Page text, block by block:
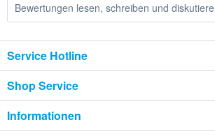
Bewertungen lesen, schreiben und
Service Hotline
Shop Service
Informationen